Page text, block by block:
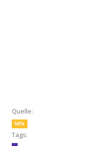
Quelle:
Info
Tags: